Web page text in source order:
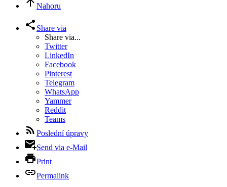
Nahoru
Share via
Share via...
Twitter
LinkedIn
Facebook
Pinterest
Telegram
WhatsApp
Yammer
Reddit
Teams
Poslední úpravy
Send via e-Mail
Print
Permalink